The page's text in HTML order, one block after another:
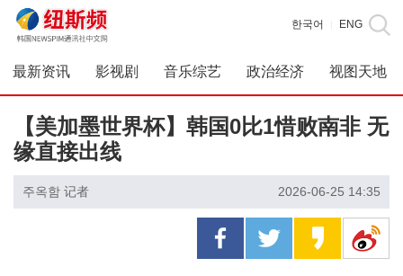
한국어 ENG
最新资讯 影视剧 音乐综艺 政治经济 视图天地
【美加墨世界杯】韩国0比1惜败南非 无
缘直接出线
주옥함 记者 2026-06-25 14:35